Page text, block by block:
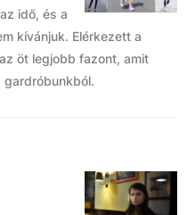
idő, és a
kívánjuk. Elérkezett a
öt legjobb fazont, amit
gardróbunkból.